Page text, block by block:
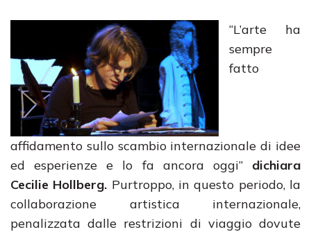
“L’arte ha
sempre
fatto
affidamento sullo scambio internazionale di idee
ed esperienze e lo fa ancora oggi” dichiara
Cecilie Hollberg. Purtroppo, in questo periodo, la
collaborazione artistica internazionale,
penalizzata dalle restrizioni di viaggio dovute